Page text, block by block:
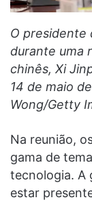
O presidente
durante uma
chinês, Xi
14 de maio
Wong/Getty
Na reunião,
gama de
tecnologia. A
estar